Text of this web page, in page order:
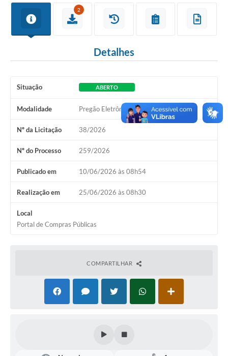
Contato
TCE/RS
Prestação de Contas
Serviços e Informações Online
Coronavírus
Certidão Negativa
Alvará
Fiscalização
Modelos de Requerimentos
Galeria de Fotos
2
Detalhes
Situação ABERTO
Modalidade Pregão Eletrônico
Nº da Licitação 38/2026
Nº do Processo 259/2026
Publicado em 10/06/2026 às 08h54
Realização em 25/06/2026 às 08h30
Local
Portal de Compras Públicas
COMPARTILHAR